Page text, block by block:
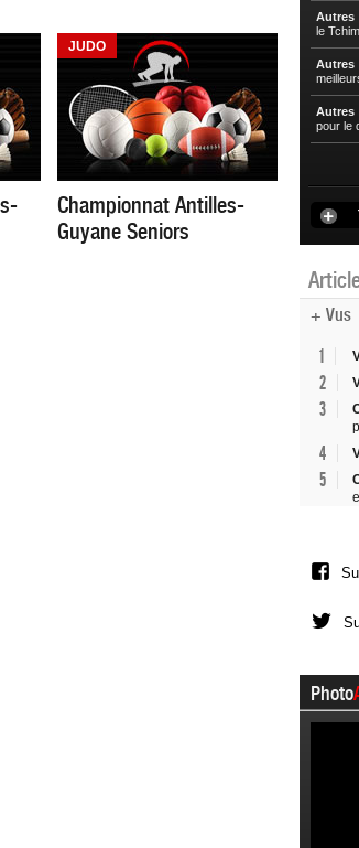
JUDO
Championnat Antilles-
Guyane Seniors
Autres
le
Autres
Autres
pour le
+ Vus
1
2
3
4
5
Photo